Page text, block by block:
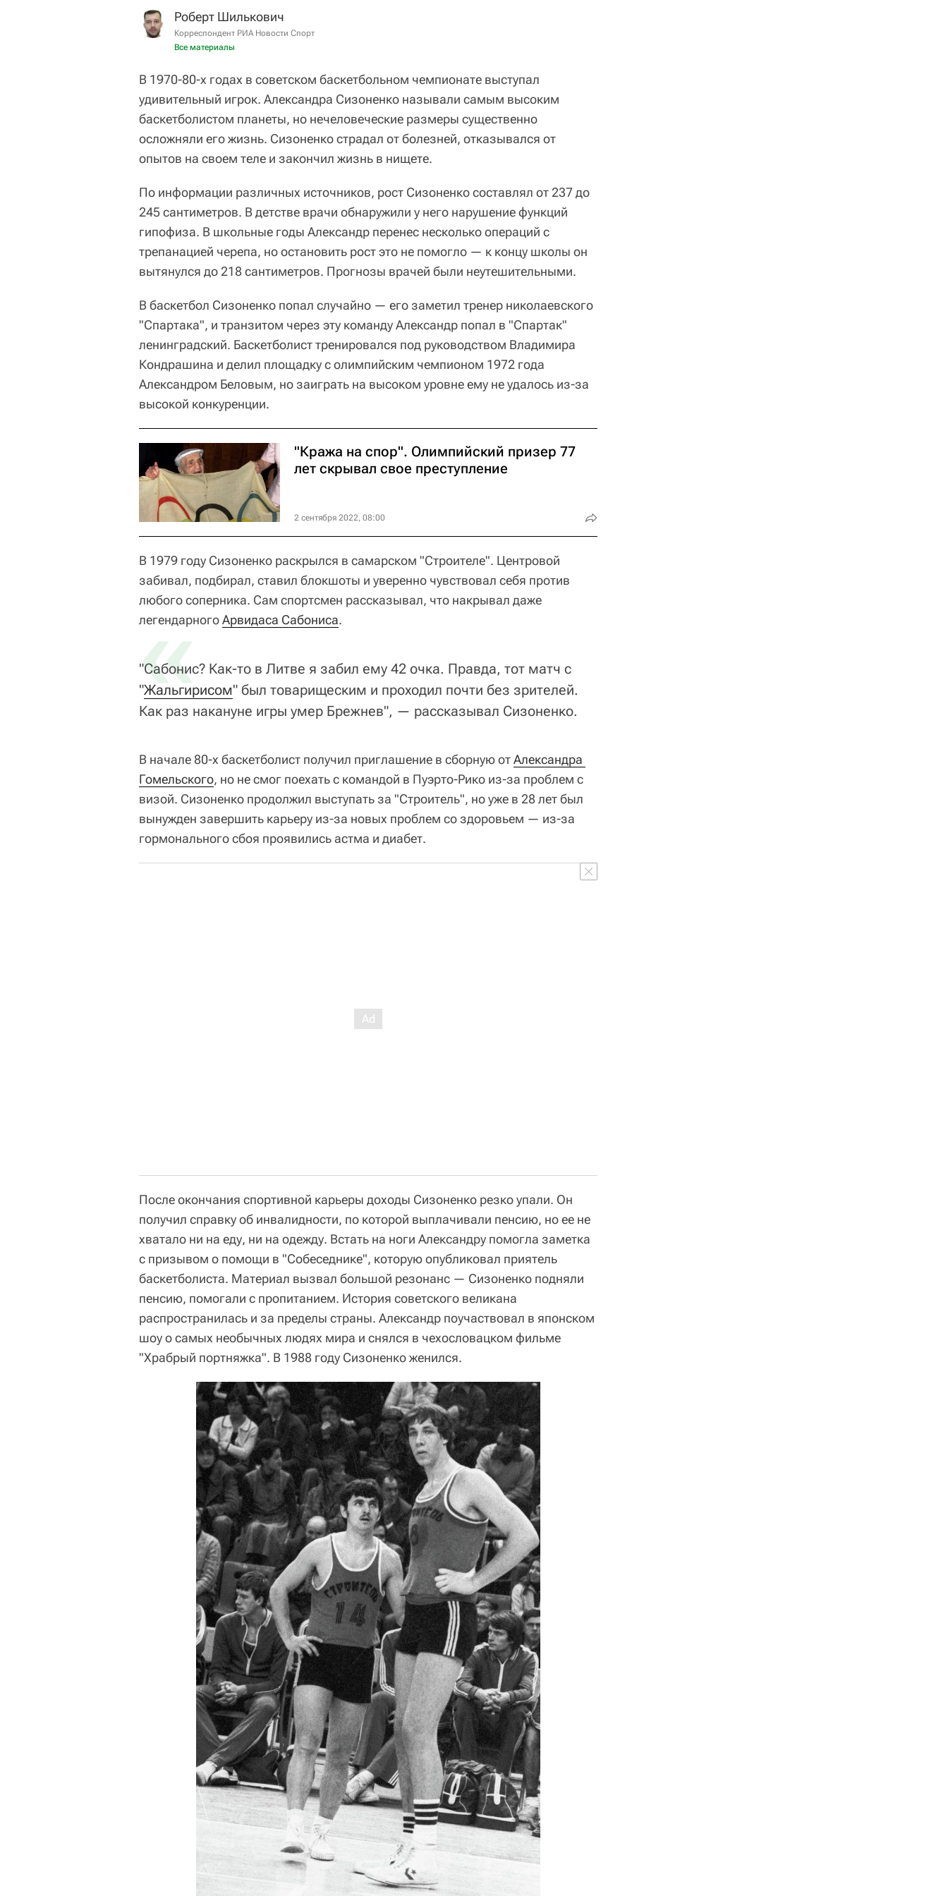
Роберт Шилькович
Корреспондент РИА Новости Спорт
Все материалы
В 1970-80-х годах в советском баскетбольном чемпионате выступал
удивительный игрок. Александра Сизоненко называли самым высоким
баскетболистом планеты, но нечеловеческие размеры существенно
осложняли его жизнь. Сизоненко страдал от болезней, отказывался от
опытов на своем теле и закончил жизнь в нищете.
По информации различных источников, рост Сизоненко составлял от 237 до
245 сантиметров. В детстве врачи обнаружили у него нарушение функций
гипофиза. В школьные годы Александр перенес несколько операций с
трепанацией черепа, но остановить рост это не помогло — к концу школы он
вытянулся до 218 сантиметров. Прогнозы врачей были неутешительными.
В баскетбол Сизоненко попал случайно — его заметил тренер николаевского
"Спартака", и транзитом через эту команду Александр попал в "Спартак"
ленинградский. Баскетболист тренировался под руководством Владимира
Кондрашина и делил площадку с олимпийским чемпионом 1972 года
Александром Беловым, но заиграть на высоком уровне ему не удалось из-за
высокой конкуренции.
"Кража на спор". Олимпийский призер 77
лет скрывал свое преступление
2 сентября 2022, 08:00
В 1979 году Сизоненко раскрылся в самарском "Строителе". Центровой
забивал, подбирал, ставил блокшоты и уверенно чувствовал себя против
любого соперника. Сам спортсмен рассказывал, что накрывал даже
легендарногоАрвидаса Сабониса.
«
"Сабонис? Как-то в Литве я забил ему 42 очка. Правда, тот матч с
"Жальгирисом" был товарищеским и проходил почти без зрителей.
Как раз накануне игры умер Брежнев", — рассказывал Сизоненко.
В начале 80-х баскетболист получил приглашение в сборную отАлександра
Гомельского, но не смог поехать с командой в Пуэрто-Рико из-за проблем с
визой. Сизоненко продолжил выступать за "Строитель", но уже в 28 лет был
вынужден завершить карьеру из-за новых проблем со здоровьем — из-за
гормонального сбоя проявились астма и диабет.
После окончания спортивной карьеры доходы Сизоненко резко упали. Он
получил справку об инвалидности, по которой выплачивали пенсию, но ее не
хватало ни на еду, ни на одежду. Встать на ноги Александру помогла заметка
с призывом о помощи в "Собеседнике", которую опубликовал приятель
баскетболиста. Материал вызвал большой резонанс — Сизоненко подняли
пенсию, помогали с пропитанием. История советского великана
распространилась и за пределы страны. Александр поучаствовал в японском
шоу о самых необычных людях мира и снялся в чехословацком фильме
"Храбрый портняжка". В 1988 году Сизоненко женился.